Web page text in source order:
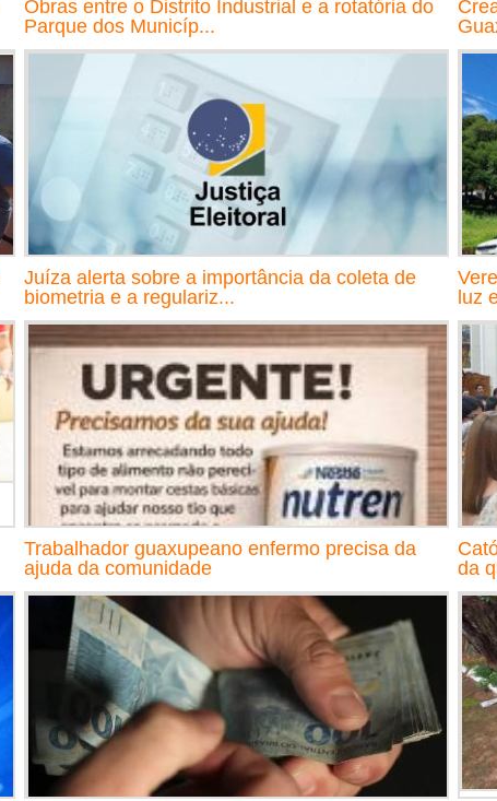
Obras entre o Distrito Industrial e a rotatória do
Parque dos Municíp...
Juíza alerta sobre a importância da coleta de
biometria e a regulariz...
luz
Trabalhador guaxupeano enfermo precisa da
ajuda da comunidade
da